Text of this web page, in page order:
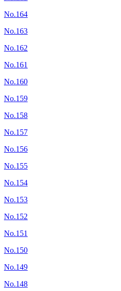
No.164
No.163
No.162
No.161
No.160
No.159
No.158
No.157
No.156
No.155
No.154
No.153
No.152
No.151
No.150
No.149
No.148